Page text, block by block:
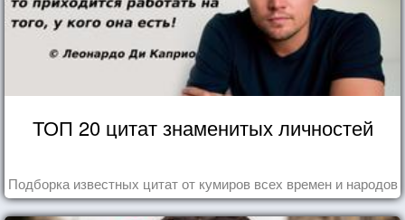
ТОП 20 цитат знаменитых личностей
Подборка известных цитат от кумиров всех времен и народов